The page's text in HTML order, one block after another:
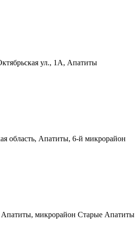
ул., 1А, Апатиты
область, Апатиты, 6-й микрорайон
Апатиты, микрорайон Старые Апатиты